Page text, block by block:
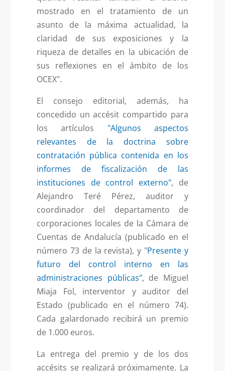
mostrado en el tratamiento de un
asunto de la máxima actualidad, la
claridad de sus exposiciones y la
riqueza de detalles en la ubicación de
sus reflexiones en el ámbito de los
OCEX".
El consejo editorial, además, ha
concedido un accésit compartido para
los artículos "Algunos aspectos
relevantes de la doctrina sobre
contratación pública contenida en los
informes de fiscalización de las
instituciones de control externo", de
Alejandro Teré Pérez, auditor y
coordinador del departamento de
corporaciones locales de la Cámara de
Cuentas de Andalucía (publicado en el
número 73 de la revista), y "Presente y
futuro del control interno en las
administraciones públicas", de Miguel
Miaja Fol, interventor y auditor del
Estado (publicado en el número 74).
Cada galardonado recibirá un premio
de 1.000 euros.
La entrega del premio y de los dos
accésits se realizará próximamente. La